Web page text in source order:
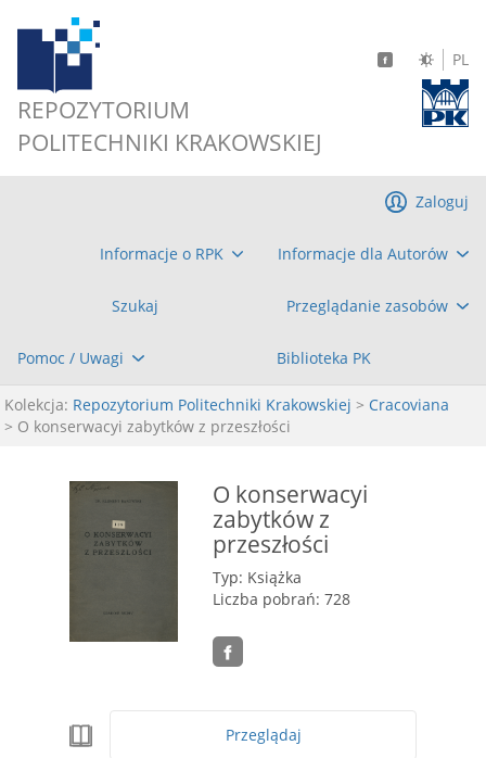
REPOZYTORIUM
POLITECHNIKI KRAKOWSKIEJ
PL
Informacje o RPK Informacje dla Autorów
Szukaj Przeglądanie zasobów
Pomoc / Uwagi Biblioteka PK
Zaloguj
Kolekcja: Repozytorium Politechniki Krakowskiej > Cracoviana
> O konserwacyi zabytków z przeszłości
O konserwacyi
zabytków z
przeszłości
Typ: Książka
Liczba pobrań: 728
Przeglądaj